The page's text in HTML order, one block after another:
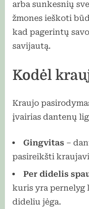
arba sunkesnių
žmones ieškoti
kad pagerintų
savijautą.
Kodėl
Kraujo
įvairias dantenų
Gingvitas –
pasireikšti
Per didelis
kuris yra pernelyg
dideliu jėga.